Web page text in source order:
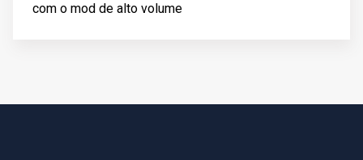
com o mod de alto volume